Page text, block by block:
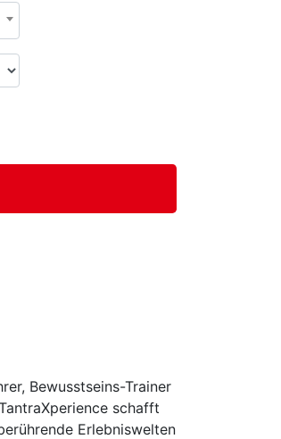
Bewusstseins-Trainer
schafft
Erlebniswelten